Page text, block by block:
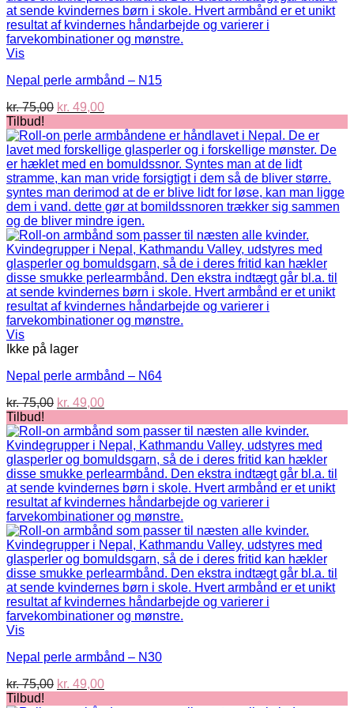
Vis
Nepal perle armbånd – N15
kr.75,00 Den
pris
var:
kr. 75,00.
kr. 49,00Den
pris
er:
kr. 49,00.
Tilbud!
Vis
Ikke på lager
Nepal perle armbånd – N64
kr.75,00 Den
pris
var:
kr. 75,00.
kr. 49,00Den
pris
er:
kr. 49,00.
Tilbud!
Vis
Nepal perle armbånd – N30
kr.75,00 Den
kr. 49,00Den
Tilbud!